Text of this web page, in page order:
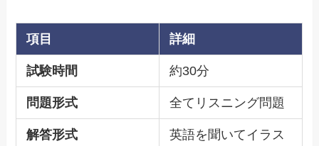
項目 詳細
試験時間 約30分
問題形式 全てリスニング問題
解答形式
英語を聞いてイラス